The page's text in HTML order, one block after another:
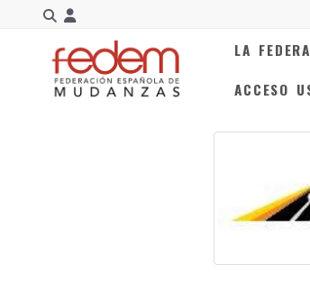
Identifícate
LA
ACCESO